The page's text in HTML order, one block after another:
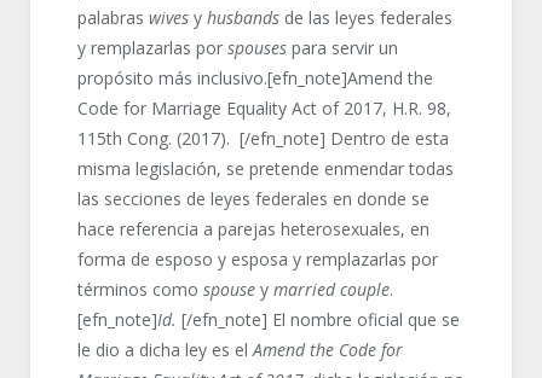
palabras wives y husbandsde las leyes federales
y remplazarlas por spousespara servir un
propósito más inclusivo.[efn_note]Amend the
Code for Marriage Equality Act of 2017, H.R. 98,
115th Cong. (2017). [/efn_note] Dentro de esta
misma legislación, se pretende enmendar todas
las secciones de leyes federales en donde se
hace referencia a parejas heterosexuales, en
forma de esposo y esposa y remplazarlas por
términos como spousey married couple.
[efn_note]Id. [/efn_note] El nombre oficial que se
le dio a dicha ley es elAmend the Code for